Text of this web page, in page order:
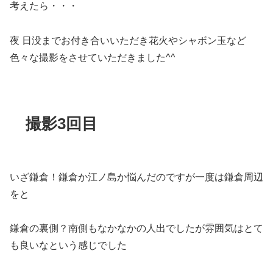
考えたら・・・
夜 日没までお付き合いいただき花火やシャボン玉など
色々な撮影をさせていただきました^^
撮影3回目
いざ鎌倉！鎌倉か江ノ島か悩んだのですが一度は鎌倉周辺
をと
鎌倉の裏側？南側もなかなかの人出でしたが雰囲気はとて
も良いなという感じでした